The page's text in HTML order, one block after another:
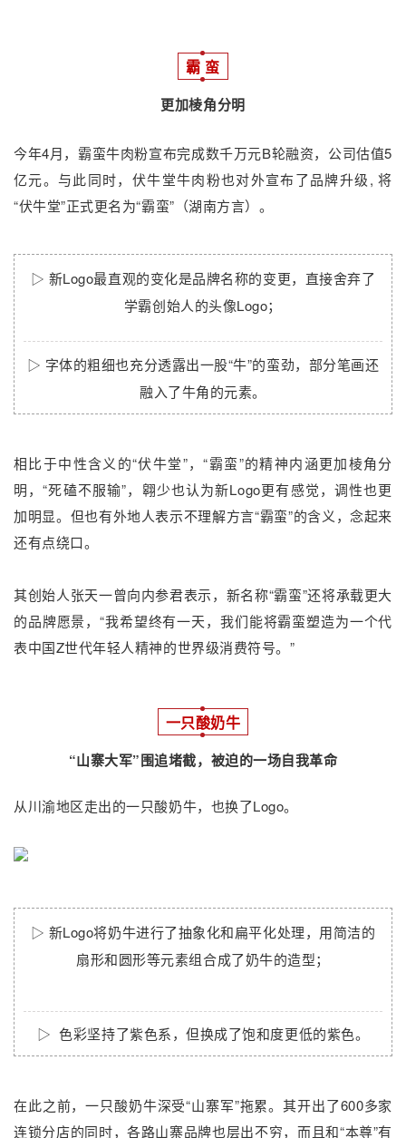
霸 蛮
更加棱角分明
今年4月，霸蛮牛肉粉宣布完成数千万元B轮融资，公司估值5
亿元。与此同时，伏牛堂牛肉粉也对外宣布了品牌升级, 将
“伏牛堂”正式更名为“霸蛮”（湖南方言）。
▷ 新Logo最直观的变化是品牌名称的变更，直接舍弃了
学霸创始人的头像Logo；
▷ 字体的粗细也充分透露出一股“牛”的蛮劲，部分笔画还
融入了牛角的元素。
相比于中性含义的“伏牛堂”，“霸蛮”的精神内涵更加棱角分
明，“死磕不服输”，翱少也认为新Logo更有感觉，调性也更
加明显。但也有外地人表示不理解方言“霸蛮”的含义，念起来
还有点绕口。
其创始人张天一曾向内参君表示，新名称“霸蛮”还将承载更大
的品牌愿景，“我希望终有一天，我们能将霸蛮塑造为一个代
表中国Z世代年轻人精神的世界级消费符号。”
一只酸奶牛
“山寨大军”围追堵截，被迫的一场自我革命
从川渝地区走出的一只酸奶牛，也换了Logo。
▷ 新Logo将奶牛进行了抽象化和扁平化处理，用简洁的
扇形和圆形等元素组合成了奶牛的造型；
▷色彩坚持了紫色系，但换成了饱和度更低的紫色。
在此之前，一只酸奶牛深受“山寨军”拖累。其开出了600多家
连锁分店的同时，各路山寨品牌也层出不穷，而且和“本尊”有